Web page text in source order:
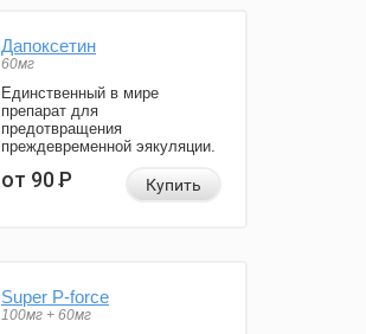
Дапоксетин
60мг
Единственный в мире
препарат для
предотвращения
преждевременной эякуляции.
от 90Р Купить
Super P-force
100мг + 60мг